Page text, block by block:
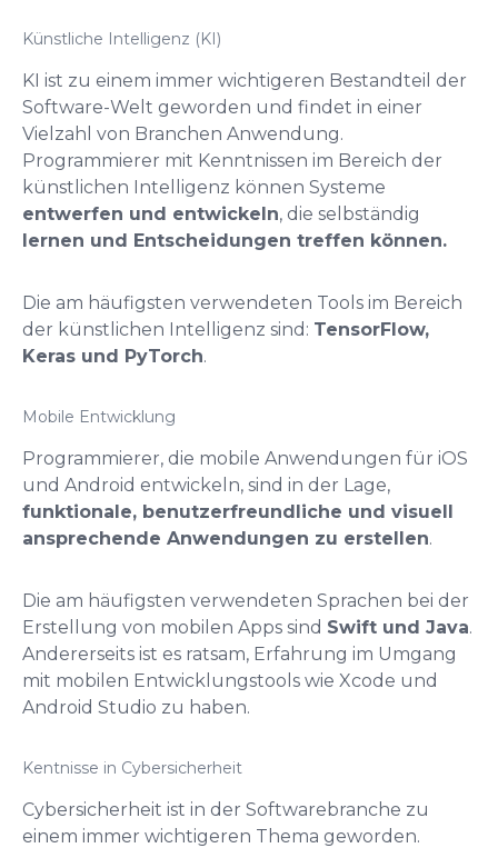
Künstliche Intelligenz (KI)
KI ist zu einem immer wichtigeren Bestandteil der
Software-Welt geworden und findet in einer
Vielzahl von Branchen Anwendung.
Programmierer mit Kenntnissen im Bereich der
künstlichen Intelligenz können Systeme
entwerfen und entwickeln, die selbständig
lernen und Entscheidungen treffen können.
Die am häufigsten verwendeten Tools im Bereich
der künstlichen Intelligenz sind: TensorFlow,
Keras und PyTorch.
Mobile Entwicklung
Programmierer, die mobile Anwendungen für iOS
und Android entwickeln, sind in der Lage,
funktionale, benutzerfreundliche und visuell
ansprechende Anwendungen zu erstellen.
Die am häufigsten verwendeten Sprachen bei der
Erstellung von mobilen Apps sind Swift und Java.
Andererseits ist es ratsam, Erfahrung im Umgang
mit mobilen Entwicklungstools wie Xcode und
Android Studio zu haben.
Kentnisse in Cybersicherheit
Cybersicherheit ist in der Softwarebranche zu
einem immer wichtigeren Thema geworden.